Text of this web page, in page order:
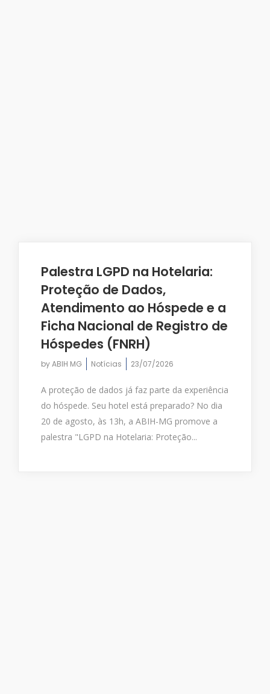
Palestra LGPD na Hotelaria:
Proteção de Dados,
Atendimento ao Hóspede e a
Ficha Nacional de Registro de
Hóspedes (FNRH)
byABIH MG Notícias 23/07/2026
A proteção de dados já faz parte da experiência
do hóspede. Seu hotel está preparado? No dia
20 de agosto, às 13h, a ABIH-MG promove a
palestra "LGPD na Hotelaria: Proteção...